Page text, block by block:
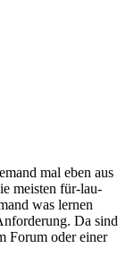
mal eben aus
meisten für-lau-
was lernen
Da sind
Forum oder einer